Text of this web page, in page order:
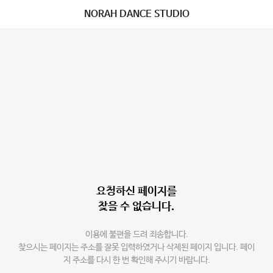
NORAH DANCE STUDIO
요청하신 페이지를
찾을 수 없습니다.
이용에 불편을 드려 죄송합니다.
찾으시는 페이지는 주소를 잘못 입력하였거나 삭제된 페이지 입니다. 페이
지 주소를 다시 한 번 확인해 주시기 바랍니다.